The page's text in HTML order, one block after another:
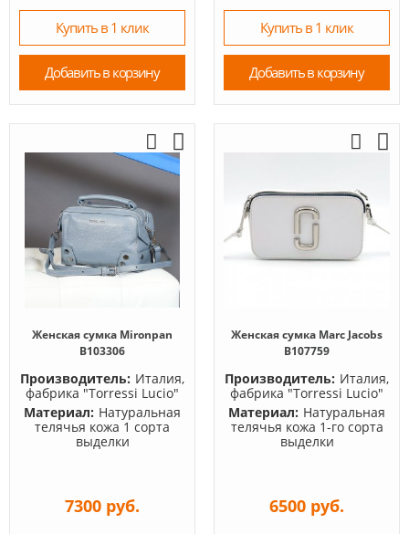
Купить в 1 клик
Добавить в корзину
Купить в 1 клик
Добавить в корзину
Женская сумка Mironpan
B103306
Производитель: Италия,
фабрика "Torressi Lucio"
Материал: Натуральная
телячья кожа 1 сорта
выделки
7300 руб.
Женская сумка Marc Jacobs
B107759
Производитель: Италия,
фабрика "Torressi Lucio"
Материал: Натуральная
телячья кожа 1-го сорта
выделки
6500 руб.